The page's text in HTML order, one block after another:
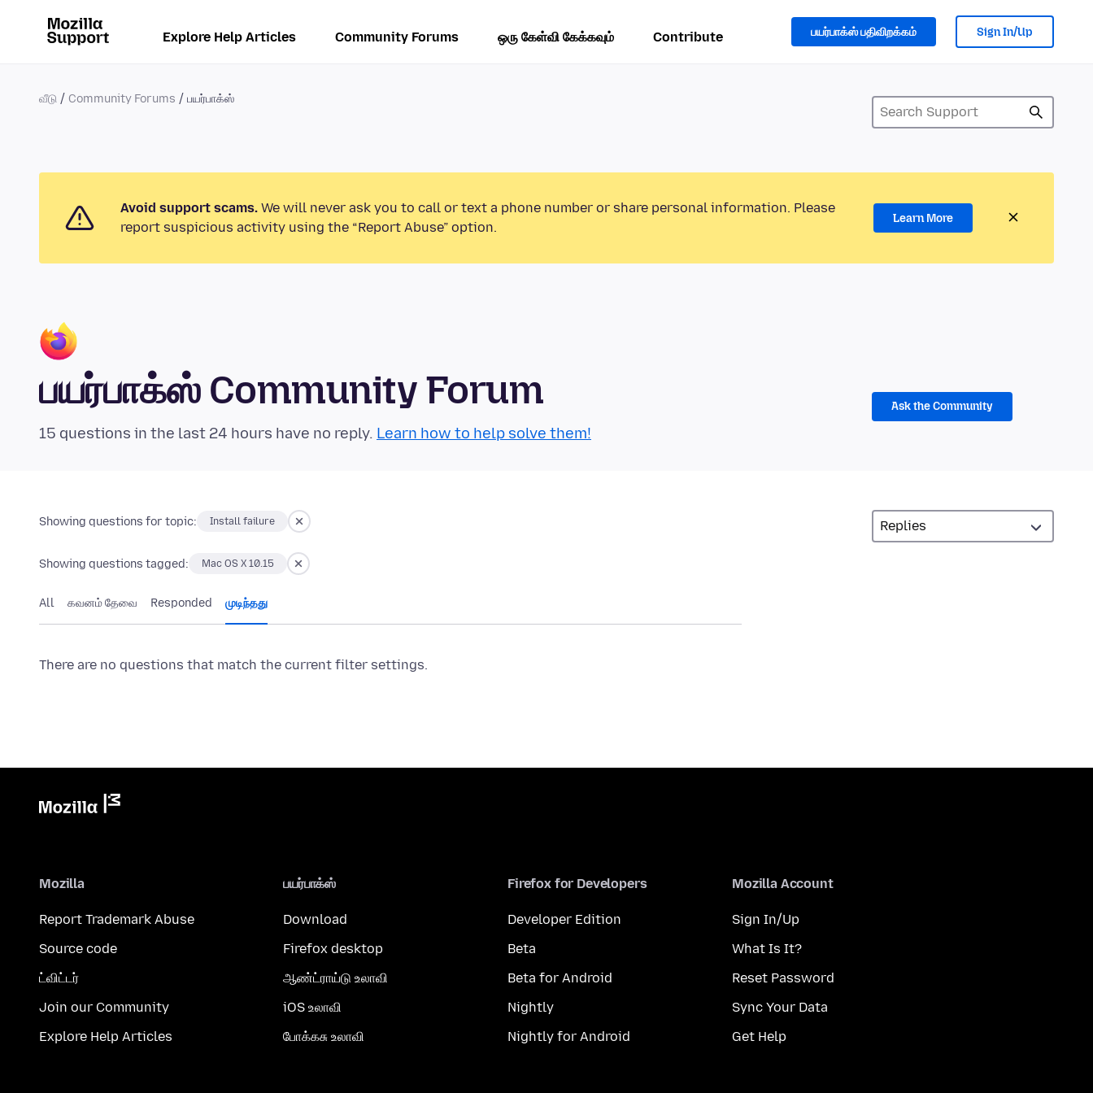
Explore Help Articles Community Forums ஒரு கேள்வி கேக்கவும் Contribute பயர்பாக்ஸ் பதிவிறக்கம் Sign In/Up
வீடு Community Forums பயர்பாக்ஸ்
Avoid support scams. We will never ask you to call or text a phone number or share personal information. Please
report suspicious activity using the “Report Abuse” option.
Learn More
பயர்பாக்ஸ் Community Forum
15 questions in the last 24 hours have no reply. Learn how to help solve them!
Ask the Community
Showing questions for topic: Install failure
Showing questions tagged: Mac OS X 10.15
All கவனம் தேவை Responded முடிந்தது
There are no questions that match the current filter settings.
Mozilla
Report Trademark Abuse
Source code
ட்விட்டர்
Join our Community
Explore Help Articles
பயர்பாக்ஸ்
Download
Firefox desktop
ஆண்ட்ராய்டு உலாவி
iOS உலாவி
போக்கசு உலாவி
Firefox for Developers
Developer Edition
Beta
Beta for Android
Nightly
Nightly for Android
Mozilla Account
Sign In/Up
What Is It?
Reset Password
Sync Your Data
Get Help